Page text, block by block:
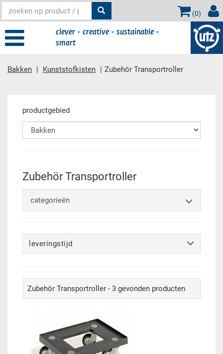
(0)
clever - creative - sustainable -
smart
Bakken Kunststofkisten Zubehör Transportroller
Hoofdinhoud
productgebied
Zubehör Transportroller
categorieën
leveringstijd
Zubehör Transportroller - 3 gevonden producten